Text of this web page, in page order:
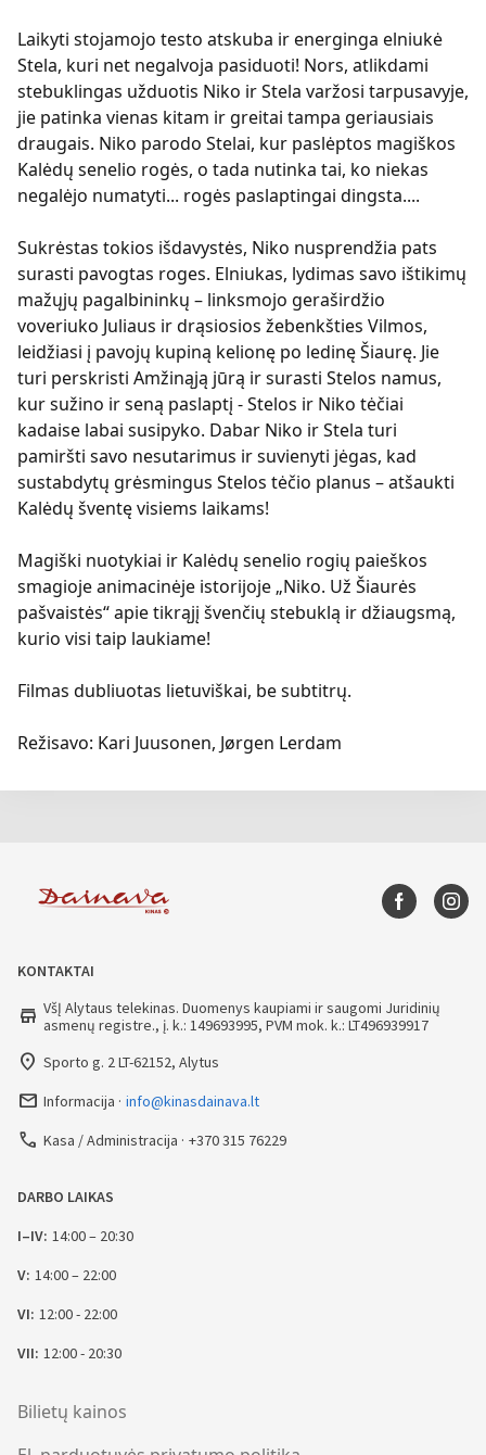
Laikyti stojamojo testo atskuba ir energinga elniukė
Stela, kuri net negalvoja pasiduoti! Nors, atlikdami
stebuklingas užduotis Niko ir Stela varžosi tarpusavyje,
jie patinka vienas kitam ir greitai tampa geriausiais
draugais. Niko parodo Stelai, kur paslėptos magiškos
Kalėdų senelio rogės, o tada nutinka tai, ko niekas
negalėjo numatyti... rogės paslaptingai dingsta....
Sukrėstas tokios išdavystės, Niko nusprendžia pats
surasti pavogtas roges. Elniukas, lydimas savo ištikimų
mažųjų pagalbininkų – linksmojo geraširdžio
voveriuko Juliaus ir drąsiosios žebenkšties Vilmos,
leidžiasi į pavojų kupiną kelionę po ledinę Šiaurę. Jie
turi perskristi Amžinąją jūrą ir surasti Stelos namus,
kur sužino ir seną paslaptį - Stelos ir Niko tėčiai
kadaise labai susipyko. Dabar Niko ir Stela turi
pamiršti savo nesutarimus ir suvienyti jėgas, kad
sustabdytų grėsmingus Stelos tėčio planus – atšaukti
Kalėdų šventę visiems laikams!
Magiški nuotykiai ir Kalėdų senelio rogių paieškos
smagioje animacinėje istorijoje „Niko. Už Šiaurės
pašvaistės“ apie tikrąjį švenčių stebuklą ir džiaugsmą,
kurio visi taip laukiame!
Filmas dubliuotas lietuviškai, be subtitrų.
Režisavo: Kari Juusonen, Jørgen Lerdam
KONTAKTAI
store VšĮ Alytaus telekinas. Duomenys kaupiami ir saugomi Juridinių
asmenų registre., į. k.: 149693995, PVM mok. k.: LT496939917
place Sporto g. 2 LT-62152, Alytus
mail_outline Informacija info@kinasdainava.lt
call Kasa / Administracija +370 315 76229
DARBO LAIKAS
I–IV: 14:00 – 20:30
V: 14:00 – 22:00
VI: 12:00 - 22:00
VII: 12:00 - 20:30
Bilietų kainos